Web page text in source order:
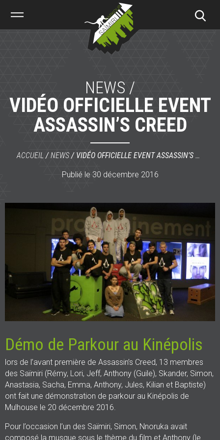
Parkour
NEWS /
VIDÉO OFFICIELLE EVENT
ASSASSIN’S CREED
ACCUEIL /NEWS/ VIDÉO OFFICIELLE EVENT ASSASSIN’S CREED
Publié le 30 décembre 2016
Démo de Parkour au Kinépolis
lors de l’avant première de Assassin’s Creed, 13 membres
des Saïmiri (Rémy, Lori, Jeff, Anthony (Guile), Skander, Simon,
Anastasia, Sacha, Emma, Anthony, Jules, Kilian et Baptiste)
ont fait une démonstration de parkour au Kinépolis de
Mulhouse le 20 décembre 2016.
Pour l’occasion l’un des Saïmiri, Simon, Nnoruka avait
composé la musque sous le thème du film et Anthony (le